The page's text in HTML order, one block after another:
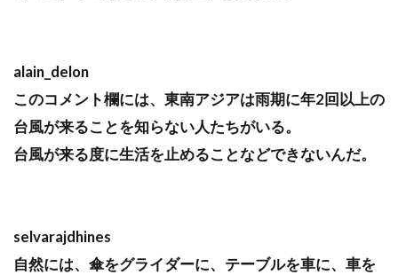
alain_delon
このコメント欄には、東南アジアは雨期に年2回以上の
台風が来ることを知らない人たちがいる。
台風が来る度に生活を止めることなどできないんだ。
selvarajdhines
自然には、傘をグライダーに、テーブルを車に、車を